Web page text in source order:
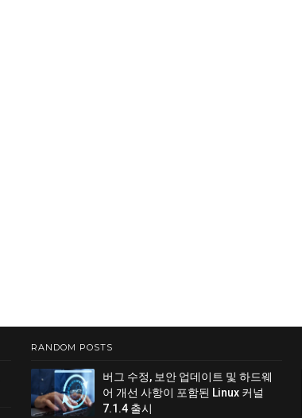
RANDOM POSTS
버그 수정, 보안 업데이트 및 하드웨
어 개선 사항이 포함된 Linux 커널
7.1.4 출시